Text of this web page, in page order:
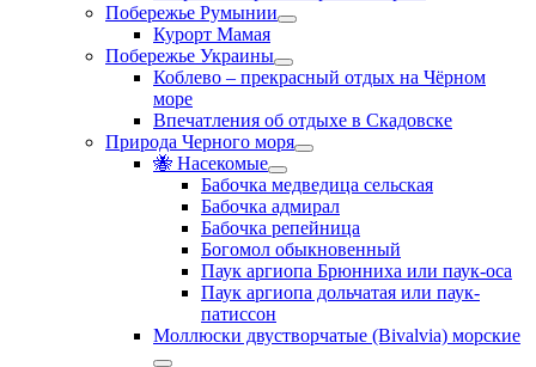
Побережье Румынии
Курорт Мамая
Побережье Украины
Коблево – прекрасный отдых на Чёрном
море
Впечатления об отдыхе в Скадовске
Природа Черного моря
🐝 Насекомые
Бабочка медведица сельская
Бабочка адмирал
Бабочка репейница
Богомол обыкновенный
Паук аргиопа Брюнниха или паук-оса
Паук аргиопа дольчатая или паук-
патиссон
Моллюски двустворчатые (Bivalvia) морские